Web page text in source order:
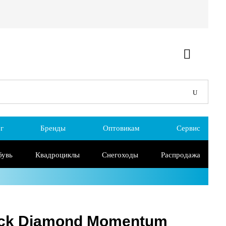
Бренды Оптовикам Сервис
Квадроциклы Снегоходы Распродажа
Diamond Momentum